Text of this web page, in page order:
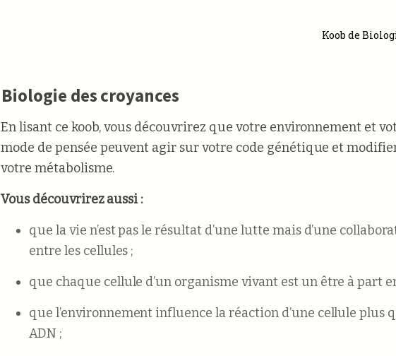
Koob de
Biologie des croyances
En lisant ce koob, vous découvrirez que votre environnement et
mode de pensée peuvent agir sur votre code génétique et
votre métabolisme.
Vous découvrirez aussi :
que la vie n’est pas le résultat d’une lutte mais d’une
entre les cellules ;
que chaque cellule d’un organisme vivant est un être à part
que l’environnement influence la réaction d’une cellule plus
ADN ;